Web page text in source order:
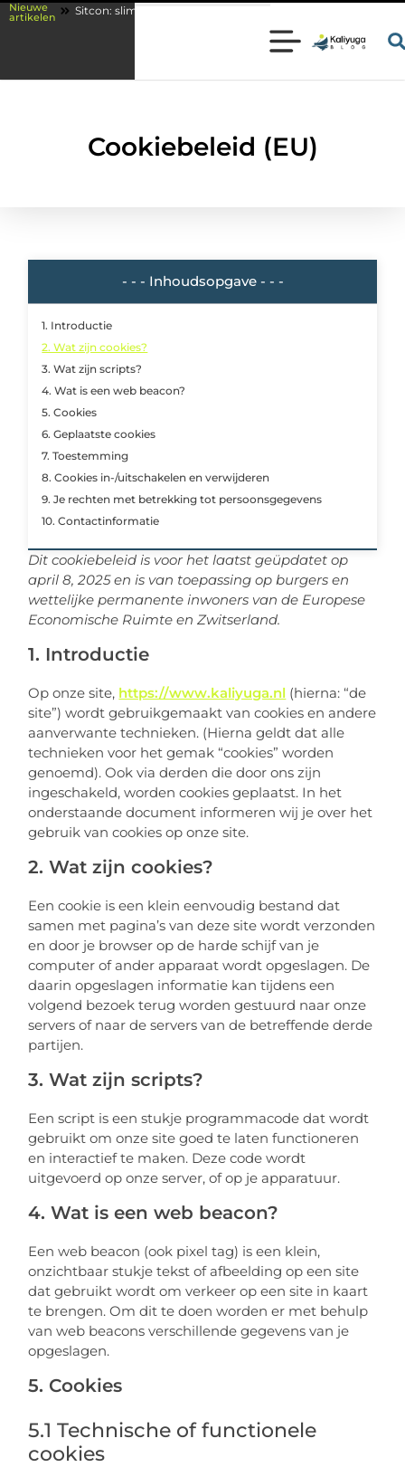
Nieuwe
artikelenSitcon: slimme beveiligingsoplossingen met kennis uit de praktijk
Cookiebeleid (EU)
Dit cookiebeleid is voor het laatst geüpdatet op
april 8, 2025 en is van toepassing op burgers en
wettelijke permanente inwoners van de Europese
Economische Ruimte en Zwitserland.
1. Introductie
Op onze site, https://www.kaliyuga.nl (hierna: “de
site”) wordt gebruikgemaakt van cookies en andere
aanverwante technieken. (Hierna geldt dat alle
technieken voor het gemak “cookies” worden
genoemd). Ook via derden die door ons zijn
ingeschakeld, worden cookies geplaatst. In het
onderstaande document informeren wij je over het
gebruik van cookies op onze site.
2. Wat zijn cookies?
Een cookie is een klein eenvoudig bestand dat
samen met pagina’s van deze site wordt verzonden
en door je browser op de harde schijf van je
computer of ander apparaat wordt opgeslagen. De
daarin opgeslagen informatie kan tijdens een
volgend bezoek terug worden gestuurd naar onze
servers of naar de servers van de betreffende derde
partijen.
3. Wat zijn scripts?
Een script is een stukje programmacode dat wordt
gebruikt om onze site goed te laten functioneren
en interactief te maken. Deze code wordt
uitgevoerd op onze server, of op je apparatuur.
4. Wat is een web beacon?
Een web beacon (ook pixel tag) is een klein,
onzichtbaar stukje tekst of afbeelding op een site
dat gebruikt wordt om verkeer op een site in kaart
te brengen. Om dit te doen worden er met behulp
van web beacons verschillende gegevens van je
opgeslagen.
5. Cookies
5.1 Technische of functionele
cookies
- - - Inhoudsopgave - - -
1. Introductie
2. Wat zijn cookies?
3. Wat zijn scripts?
4. Wat is een web beacon?
5. Cookies
6. Geplaatste cookies
7. Toestemming
8. Cookies in-/uitschakelen en verwijderen
9. Je rechten met betrekking tot persoonsgegevens
10. Contactinformatie